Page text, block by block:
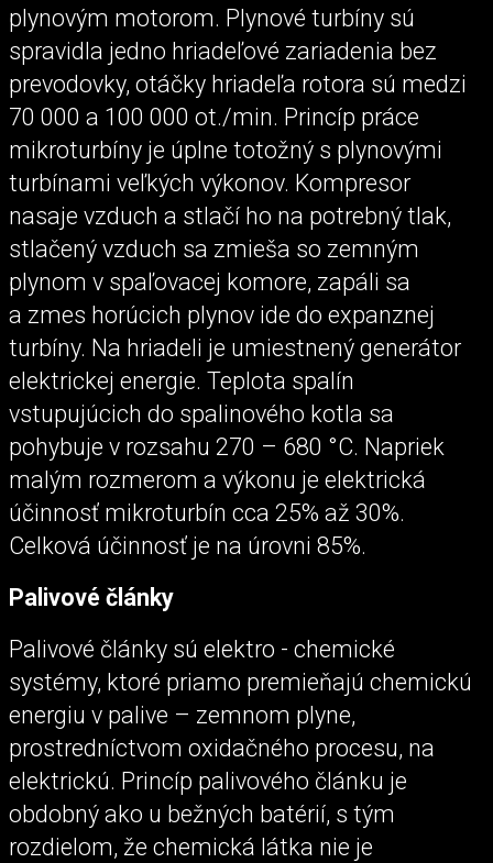
plynovým motorom. Plynové turbíny sú
spravidla jedno hriadeľové zariadenia bez
prevodovky, otáčky hriadeľa rotora sú medzi
70 000 a 100 000 ot./min. Princíp práce
mikroturbíny je úplne totožný s plynovými
turbínami veľkých výkonov. Kompresor
nasaje vzduch a stlačí ho na potrebný tlak,
stlačený vzduch sa zmieša so zemným
plynom v spaľovacej komore, zapáli sa
a zmes horúcich plynov ide do expanznej
turbíny. Na hriadeli je umiestnený generátor
elektrickej energie. Teplota spalín
vstupujúcich do spalinového kotla sa
pohybuje v rozsahu 270 – 680 °C. Napriek
malým rozmerom a výkonu je elektrická
účinnosť mikroturbín cca 25% až 30%.
Celková účinnosť je na úrovni 85%.
Palivové články
Palivové články sú elektro - chemické
systémy, ktoré priamo premieňajú chemickú
energiu v palive – zemnom plyne,
prostredníctvom oxidačného procesu, na
elektrickú. Princíp palivového článku je
obdobný ako u bežných batérií, s tým
rozdielom, že chemická látka nie je